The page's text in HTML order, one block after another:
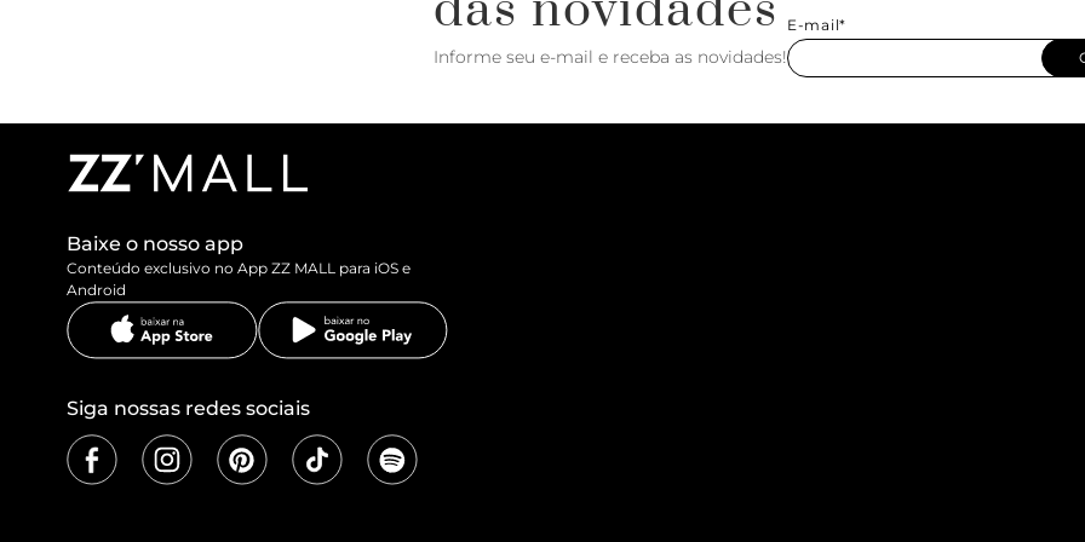
Informe seu e-mail e receba as novidades!
E-mail*
Baixe o nosso app
Conteúdo exclusivo no App ZZ MALL para iOS e
Android
Siga nossas redes sociais